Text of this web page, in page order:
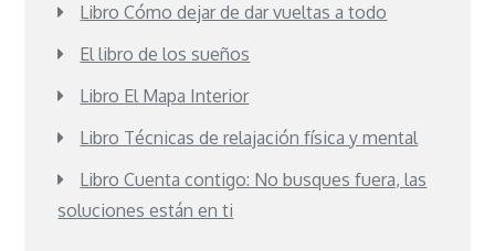
Libro Cómo dejar de dar vueltas a todo
El libro de los sueños
Libro El Mapa Interior
Libro Técnicas de relajación física y mental
Libro Cuenta contigo: No busques fuera, las
soluciones están en ti